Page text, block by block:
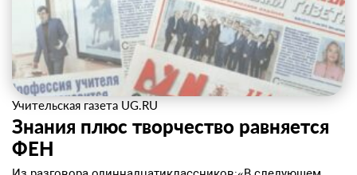
Учительская газета UG.RU
Знания плюс творчество равняется
ФЕН